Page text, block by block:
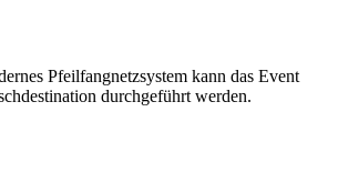
Pfeilfangnetzsystem kann das Event
durchgeführt werden.